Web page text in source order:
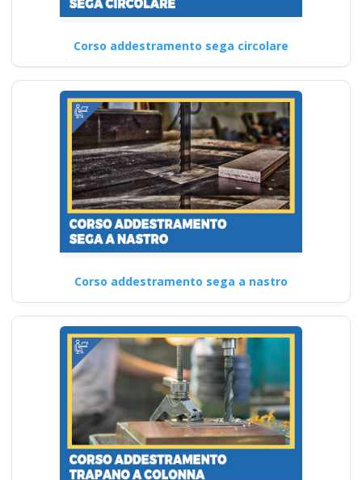
Corso addestramento sega circolare
Corso addestramento sega a nastro